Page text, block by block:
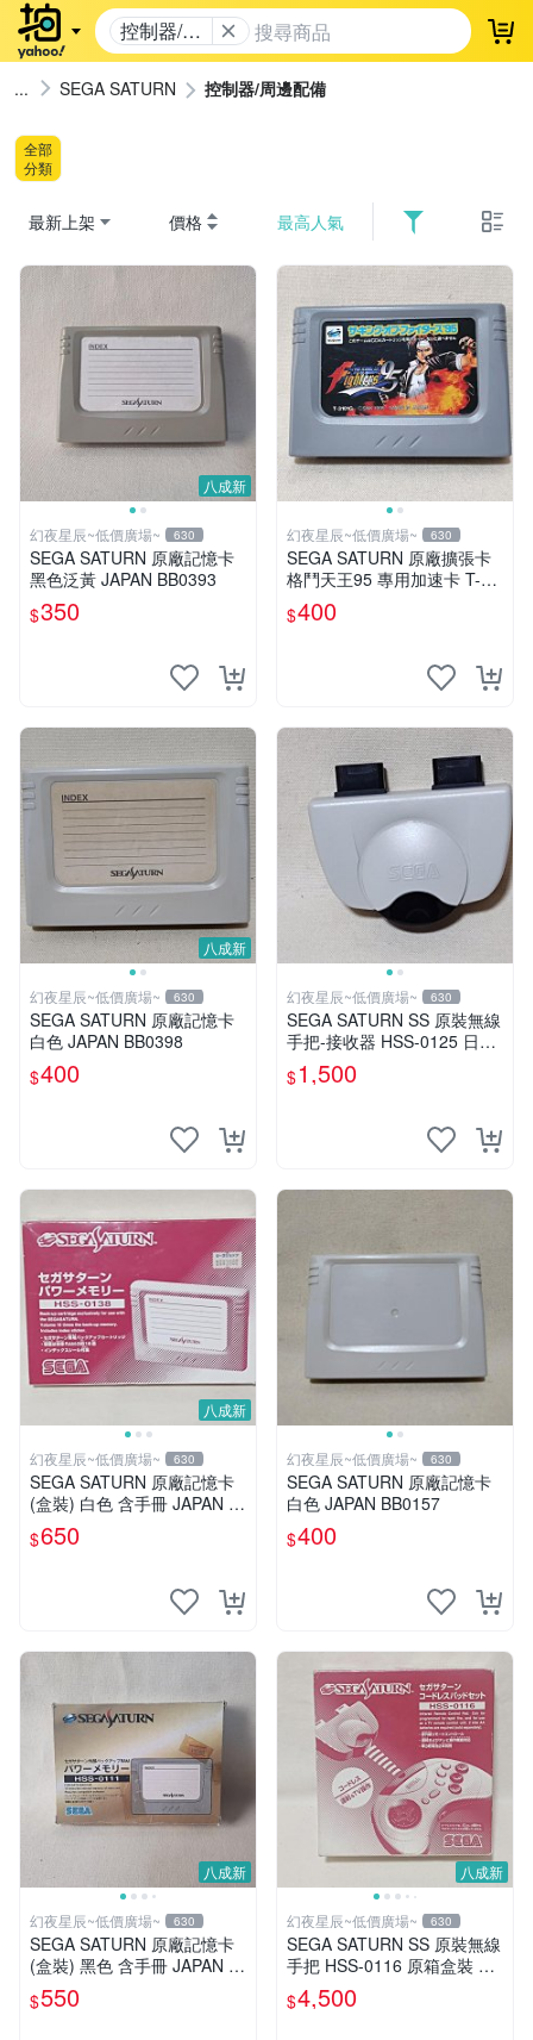
控制器/周
邊配備
登
SEGA SATURN 控制器/周邊配備
全部
分類
最新上架 價格 最高人氣
八成新
幻夜星辰~低價廣場~ 630
SEGA SATURN 原廠記憶卡
黑色泛黃 JAPAN BB0393
$350
幻夜星辰~低價廣場~ 630
SEGA SATURN 原廠擴張卡
格鬥天王95 專用加速卡 T-31
01G JAPAN BB0181
$400
八成新
幻夜星辰~低價廣場~ 630
SEGA SATURN 原廠記憶卡
白色 JAPAN BB0398
$400
幻夜星辰~低價廣場~ 630
SEGA SATURN SS 原裝無線
手把-接收器 HSS-0125 日本
製 BB0149
$1,500
八成新
幻夜星辰~低價廣場~ 630
SEGA SATURN 原廠記憶卡
(盒裝) 白色 含手冊 JAPAN 美
品 BB0330
$650
幻夜星辰~低價廣場~ 630
SEGA SATURN 原廠記憶卡
白色 JAPAN BB0157
$400
八成新
幻夜星辰~低價廣場~ 630
SEGA SATURN 原廠記憶卡
(盒裝) 黑色 含手冊 JAPAN 美
品 BB0392
$550
八成新
幻夜星辰~低價廣場~ 630
SEGA SATURN SS 原裝無線
手把 HSS-0116 原箱盒裝 日
本製 數量稀少 BB0567
$4,500